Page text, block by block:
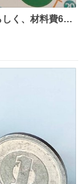
く、材料費600
簡単！ ありがと